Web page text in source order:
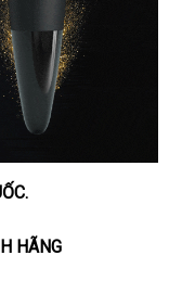
HÃNG